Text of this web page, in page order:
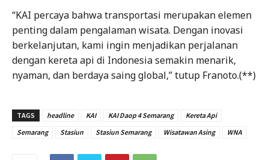
“KAI percaya bahwa transportasi merupakan elemen
penting dalam pengalaman wisata. Dengan inovasi
berkelanjutan, kami ingin menjadikan perjalanan
dengan kereta api di Indonesia semakin menarik,
nyaman, dan berdaya saing global,” tutup Franoto.(**)
TAGS headline KAI KAI Daop 4 Semarang
Kereta Api
Semarang
Stasiun Stasiun Semarang Wisatawan Asing WNA